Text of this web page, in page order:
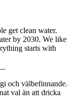
get clean water.
by 2030. We like
starts with
och välbefinnande.
val än att dricka